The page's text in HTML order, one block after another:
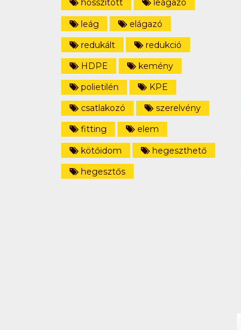
hosszított
leágazó
leág
elágazó
redukált
redukció
HDPE
kemény
polietilén
KPE
csatlakozó
szerelvény
fitting
elem
kötőidom
hegeszthető
hegesztős